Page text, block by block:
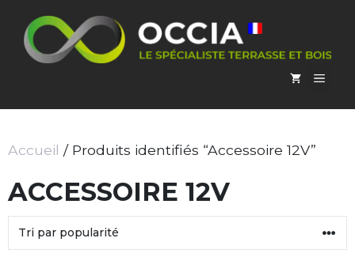
contenu
Accueil / Produits identifiés “Accessoire 12V”
ACCESSOIRE 12V